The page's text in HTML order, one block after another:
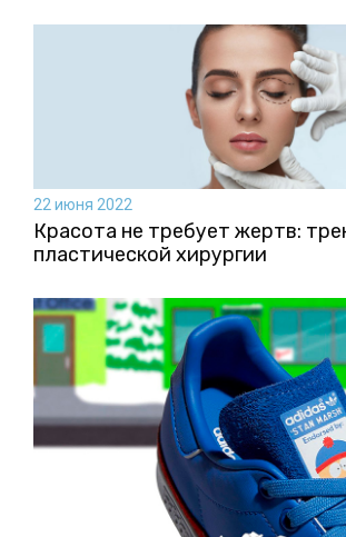
22 июня 2022
Красота не требует жертв:
пластической хирургии